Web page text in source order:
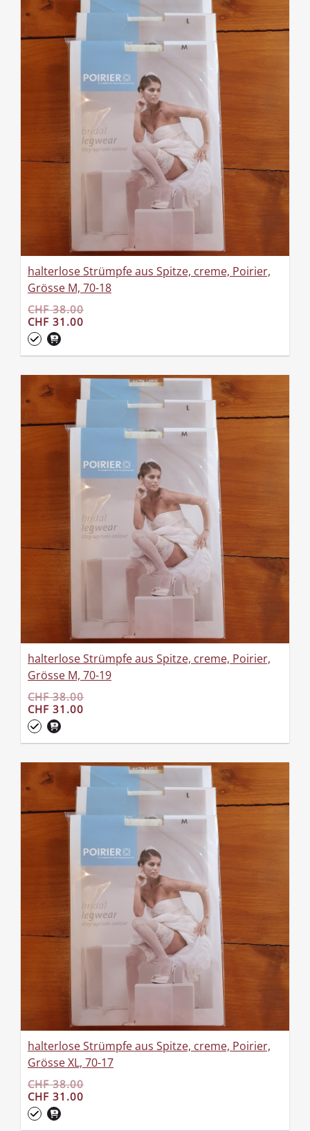
halterlose Strümpfe aus Spitze, creme, Poirier,
Grösse M, 70-18
CHF 38.00
CHF 31.00
halterlose Strümpfe aus Spitze, creme, Poirier,
Grösse M, 70-19
CHF 38.00
CHF 31.00
halterlose Strümpfe aus Spitze, creme, Poirier,
Grösse XL, 70-17
CHF 38.00
CHF 31.00